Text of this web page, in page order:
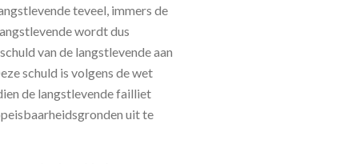
teveel, immers de
wordt dus
van de langstlevende aan
schuld is volgens de wet
de langstlevende failliet
uit te